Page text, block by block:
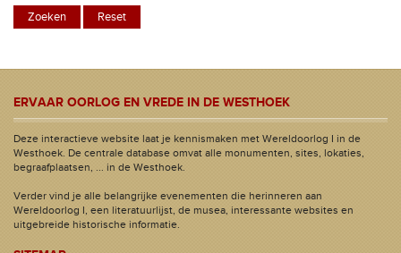
ERVAAR OORLOG EN VREDE IN DE WESTHOEK
Deze interactieve website laat je kennismaken met Wereldoorlog I in de
Westhoek. De centrale database omvat alle monumenten, sites, lokaties,
begraafplaatsen, ... in de Westhoek.
Verder vind je alle belangrijke evenementen die herinneren aan
Wereldoorlog I, een literatuurlijst, de musea, interessante websites en
uitgebreide historische informatie.